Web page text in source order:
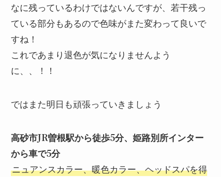
なに残っているわけではないんですが、若干残っ
ている部分もあるので色味がまた変わって良いで
すね！
これであまり退色が気になりませんよう
に、、！！
ではまた明日も頑張っていきましょう
高砂市JR曽根駅から徒歩5分、姫路別所インター
から車で5分
ニュアンスカラー、暖色カラー、ヘッドスパを得